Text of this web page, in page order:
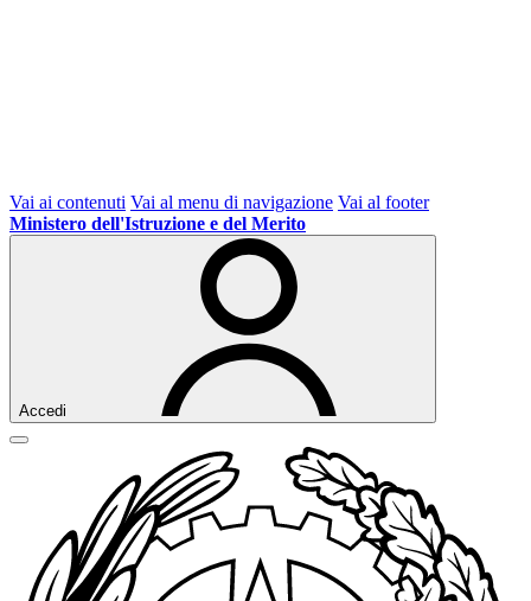
Vai ai contenuti Vai al menu di navigazione Vai al footer
Ministero dell'Istruzione e del Merito
Accedi